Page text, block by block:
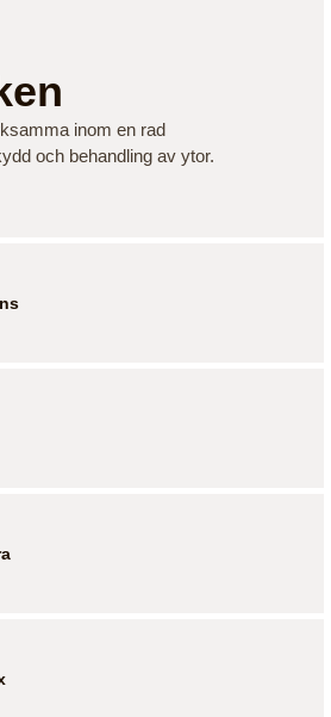
inom en rad
och behandling av ytor.